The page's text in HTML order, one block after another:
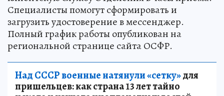
Специалисты помогут сформировать и
загрузить удостоверение в мессенджер.
Полный график работы опубликован на
региональной странице сайта ОСФР.
Над СССР военные натянули «сетку»для
пришельцев: как страна 13 лет тайно